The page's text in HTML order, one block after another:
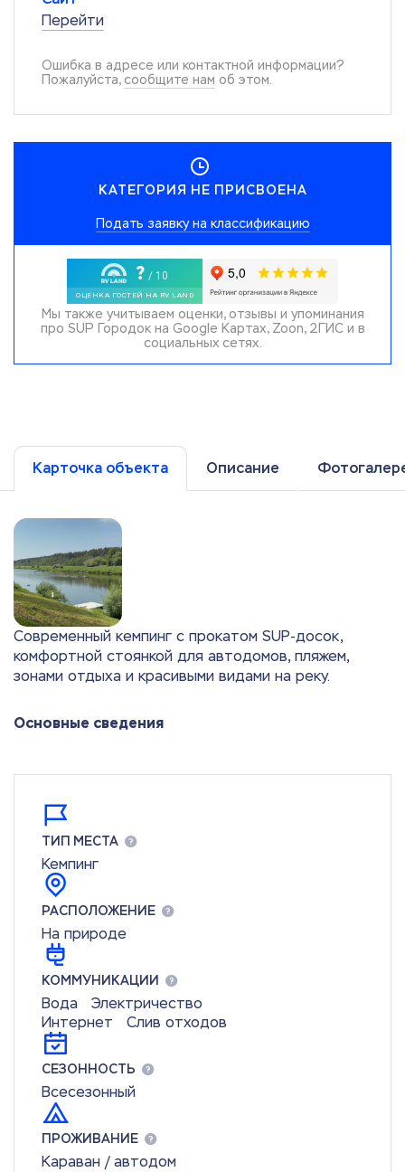
Перейти
Ошибка в адресе или контактной информации?
Пожалуйста, сообщите нам об этом.
КАТЕГОРИЯ НЕ ПРИСВОЕНА
Подать заявку на классификацию
Мы также учитываем оценки, отзывы и упоминания
про SUP Городок на Google Картах, Zoon, 2ГИС и в
социальных сетях.
Карточка объекта Описание
Современный кемпинг с прокатом SUP-досок,
комфортной стоянкой для автодомов, пляжем,
зонами отдыха и красивыми видами на реку.
Основные сведения
ТИП МЕСТА
Кемпинг
РАСПОЛОЖЕНИЕ
На природе
КОММУНИКАЦИИ
Вода
Электричество
Интернет
Слив отходов
СЕЗОННОСТЬ
Всесезонный
ПРОЖИВАНИЕ
Караван / автодом